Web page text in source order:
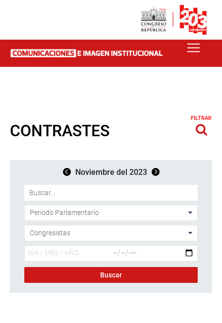
CONTRASTES
FILTRAR
Noviembre del 2023